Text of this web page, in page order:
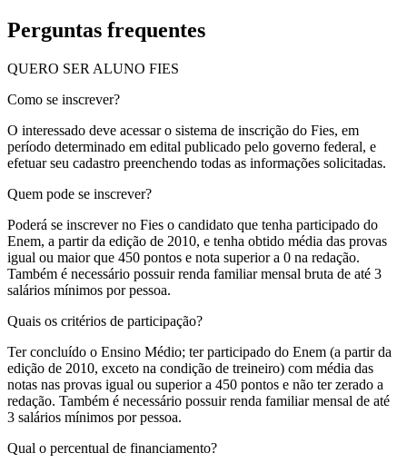
Perguntas frequentes
QUERO SER ALUNO FIES
Como se inscrever?
O interessado deve acessar o sistema de inscrição do Fies, em
período determinado em edital publicado pelo governo federal, e
efetuar seu cadastro preenchendo todas as informações solicitadas.
Quem pode se inscrever?
Poderá se inscrever no Fies o candidato que tenha participado do
Enem, a partir da edição de 2010, e tenha obtido média das provas
igual ou maior que 450 pontos e nota superior a 0 na redação.
Também é necessário possuir renda familiar mensal bruta de até 3
salários mínimos por pessoa.
Quais os critérios de participação?
Ter concluído o Ensino Médio; ter participado do Enem (a partir da
edição de 2010, exceto na condição de treineiro) com média das
notas nas provas igual ou superior a 450 pontos e não ter zerado a
redação. Também é necessário possuir renda familiar mensal de até
3 salários mínimos por pessoa.
Qual o percentual de financiamento?